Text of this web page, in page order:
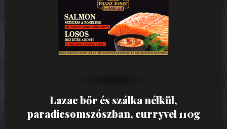
Lazac bőr és szálka nélkül,
paradicsomszószban, curryvel 110g